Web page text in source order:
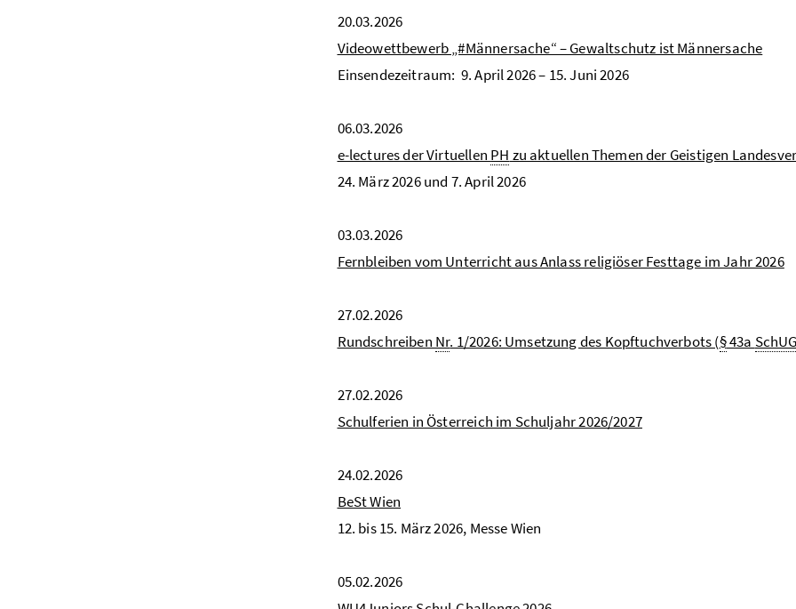
20.03.2026
Videowettbewerb „#Männersache“ – Gewaltschutz ist Männersache
Einsendezeitraum: 9. April 2026 – 15. Juni 2026
06.03.2026
e-lectures der Virtuellen PH zu aktuellen Themen der Geistigen
24. März 2026 und 7. April 2026
03.03.2026
Fernbleiben vom Unterricht aus Anlass religiöser Festtage im Jahr 2026
27.02.2026
Rundschreiben Nr. 1/2026: Umsetzung des Kopftuchverbots (§43a SchUG
27.02.2026
Schulferien in Österreich im Schuljahr 2026/2027
24.02.2026
BeSt Wien
12. bis 15. März 2026, Messe Wien
05.02.2026